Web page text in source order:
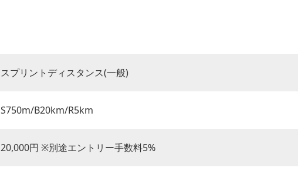
スプリントディスタンス(一般)
S750m/B20km/R5km
20,000円 ※別途エントリー手数料5%